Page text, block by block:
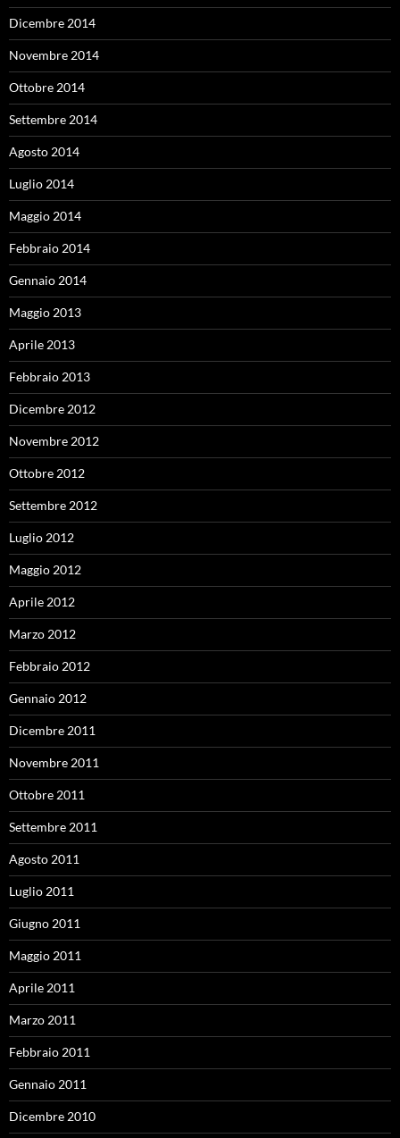
Dicembre 2014
Novembre 2014
Ottobre 2014
Settembre 2014
Agosto 2014
Luglio 2014
Maggio 2014
Febbraio 2014
Gennaio 2014
Maggio 2013
Aprile 2013
Febbraio 2013
Dicembre 2012
Novembre 2012
Ottobre 2012
Settembre 2012
Luglio 2012
Maggio 2012
Aprile 2012
Marzo 2012
Febbraio 2012
Gennaio 2012
Dicembre 2011
Novembre 2011
Ottobre 2011
Settembre 2011
Agosto 2011
Luglio 2011
Giugno 2011
Maggio 2011
Aprile 2011
Marzo 2011
Febbraio 2011
Gennaio 2011
Dicembre 2010